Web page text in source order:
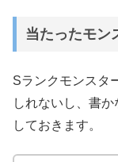
当たったモン
Sランクモンスタ
しれないし、書
しておきます。